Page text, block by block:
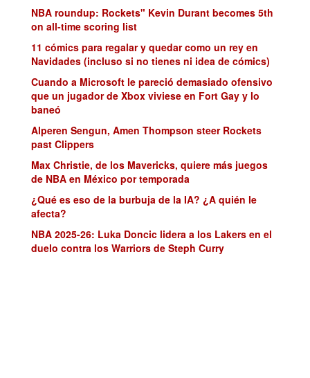
NBA roundup: Rockets" Kevin Durant becomes 5th
on all-time scoring list
11 cómics para regalar y quedar como un rey en
Navidades (incluso si no tienes ni idea de cómics)
Cuando a Microsoft le pareció demasiado ofensivo
que un jugador de Xbox viviese en Fort Gay y lo
baneó
Alperen Sengun, Amen Thompson steer Rockets
past Clippers
Max Christie, de los Mavericks, quiere más juegos
de NBA en México por temporada
¿Qué es eso de la burbuja de la IA? ¿A quién le
afecta?
NBA 2025-26: Luka Doncic lidera a los Lakers en el
duelo contra los Warriors de Steph Curry